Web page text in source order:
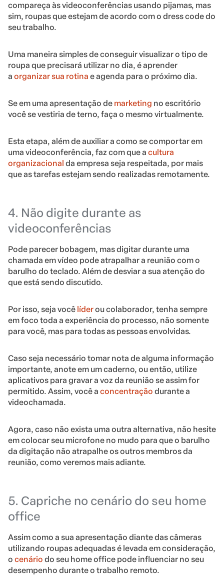
compareça às videoconferências usando pijamas, mas
sim, roupas que estejam de acordo com o dress code do
seu trabalho.
Uma maneira simples de conseguir visualizar o tipo de
roupa que precisará utilizar no dia, é aprender
a organizar sua rotina e agenda para o próximo dia.
Se em uma apresentação de marketing no escritório
você se vestiria de terno, faça o mesmo virtualmente.
Esta etapa, além de auxiliar a como se comportar em
uma videoconferência, faz com que a cultura
organizacional da empresa seja respeitada, por mais
que as tarefas estejam sendo realizadas remotamente.
4. Não digite durante as
videoconferências
Pode parecer bobagem, mas digitar durante uma
chamada em vídeo pode atrapalhar a reunião com o
barulho do teclado. Além de desviar a sua atenção do
que está sendo discutido.
Por isso, seja você líderou colaborador, tenha sempre
em foco toda a experiência do processo, não somente
para você, mas para todas as pessoas envolvidas.
Caso seja necessário tomar nota de alguma informação
importante, anote em um caderno, ou então, utilize
aplicativos para gravar a voz da reunião se assim for
permitido. Assim, você a concentração durante a
videochamada.
Agora, caso não exista uma outra alternativa, não hesite
em colocar seu microfone no mudo para que o barulho
da digitação não atrapalhe os outros membros da
reunião, como veremos mais adiante.
5. Capriche no cenário do seu home
office
Assim como a sua apresentação diante das câmeras
utilizando roupas adequadas é levada em consideração,
o cenário do seu home office pode influenciar no seu
desempenho durante o trabalho remoto.